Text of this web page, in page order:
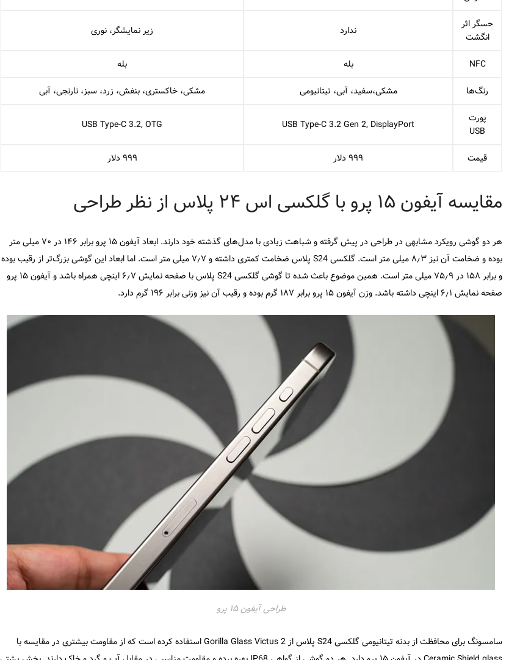
حسگر اثر
انگشت
ندارد زیر نمایشگر، نوری
NFC بله
بله
رنگ‌ها
مشکی،سفید، آبی، تیتانیومی
مشکی، خاکستری، بنفش، زرد، سبز، نارنجی، آبی
پورت
USB
USB Type-C 3.2 Gen 2, DisplayPort
USB Type-C 3.2, OTG
قیمت ۹۹۹ دلار ۹۹۹ دلار
مقایسه آیفون ۱۵ پرو با گلکسی اس ۲۴ پلاس از نظر طراحی
هر دو گوشی رویکرد مشابهی در طراحی در پیش گرفته و شباهت زیادی با مدل‌های گذشته خود دارند. ابعاد آیفون ۱۵ پرو برابر ۱۴۶ در ۷۰ میلی متر
بوده و ضخامت آن نیز ۸٫۳ میلی متر است. گلکسی S24 پلاس ضخامت کمتری داشته و ۷٫۷ میلی متر است. اما ابعاد این گوشی بزرگ‌تر از رقیب بوده
و برابر ۱۵۸ در ۷۵٫۹ میلی متر است. همین موضوع باعث شده تا گوشی گلکسی S24 پلاس با صفحه نمایش ۶٫۷ اینچی همراه باشد و آیفون ۱۵ پرو
صفحه نمایش ۶٫۱ اینچی داشته باشد. وزن آیفون ۱۵ پرو برابر ۱۸۷ گرم بوده و رقیب آن نیز وزنی برابر ۱۹۶ گرم دارد.
طراحی آیفون ۱۵ پرو
سامسونگ برای محافظت از بدنه تیتانیومی گلکسی S24 پلاس از Gorilla Glass Victus 2 استفاده کرده است که از مقاومت بیشتری در مقایسه با